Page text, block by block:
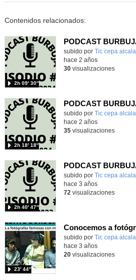
Contenidos relacionados:
subido por Tic cepa alcala
2h 09′ 30″
hace 2 años
30visualizaciones
subido por Tic cepa alcala
2h 18′ 18″
hace 2 años
35visualizaciones
subido por Tic cepa alcala
2h 40′ 47″
hace 3 años
72 visualizaciones
subido por Tic cepa alcala
23′ 44″
hace 3 años
20visualizaciones